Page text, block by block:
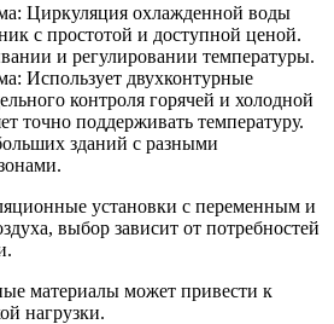
Циркуляция охлажденной воды
с простотой и доступной ценой.
и регулировании температуры.
Использует двухконтурные
контроля горячей и холодной
точно поддерживать температуру.
зданий с разными
установки с переменным и
выбор зависит от потребностей
материалы может привести к
нагрузки.